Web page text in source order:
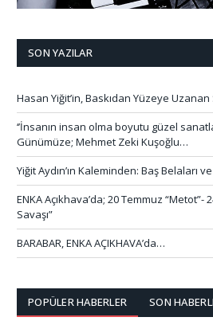
SON YAZILAR
Hasan Yiğit’in, Baskıdan Yüzeye
‘’İnsanın insan olma boyutu güzel
Günümüze; Mehmet Zeki Kuşoğlu…
Yiğit Aydın’ın Kaleminden: Baş Belaları
ENKA Açıkhava’da; 20 Temmuz “Metot”-
Savaşı”
BARABAR, ENKA AÇIKHAVA’da…
POPÜLER HABERLER SON